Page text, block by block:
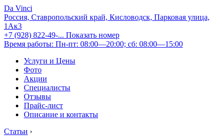
Da Vinci
Россия, Ставропольский край, Кисловодск, Парковая улица,
1Ак3
+7 (928) 822-49-... Показать номер
Время работы: Пн-пт: 08:00—20:00; сб: 08:00—15:00
Услуги и Цены
Фото
Акции
Специалисты
Отзывы
Прайс-лист
Описание и контакты
Статьи ›